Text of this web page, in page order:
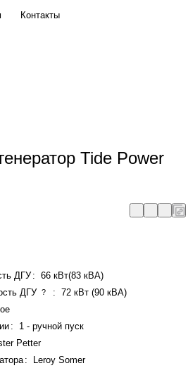
Контакты
Tide Power
ДГУ:
66 кВт(83 кВА)
ДГУ ? :
72 кВт (90 кВА)
:
1 - ручной пуск
Petter
:
Leroy Somer